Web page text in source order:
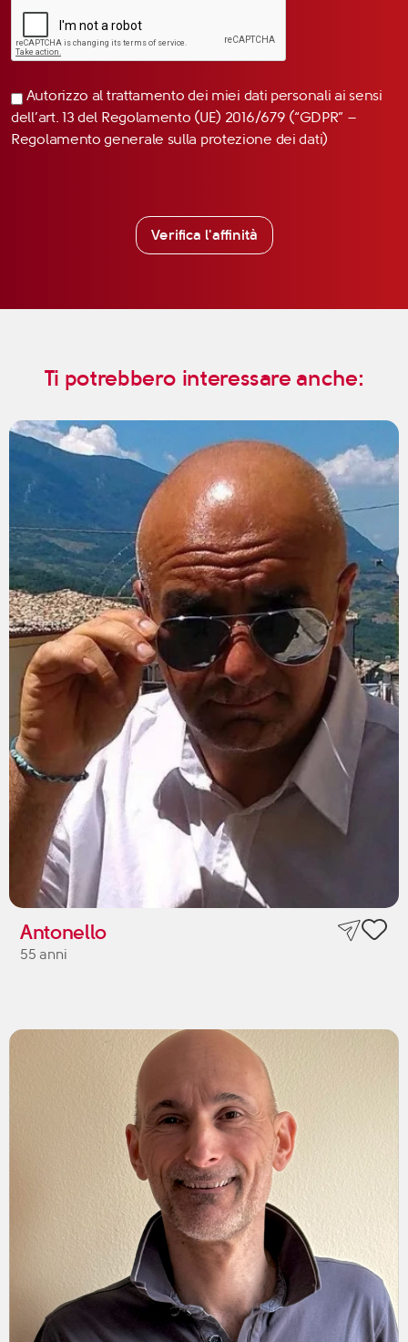
Autorizzo al trattamento dei miei dati personali ai sensi
dell’art. 13 del Regolamento (UE) 2016/679 (“GDPR” –
Regolamento generale sulla protezione dei dati)
Verifica l'affinità
Ti potrebbero interessare anche:
Antonello
55 anni